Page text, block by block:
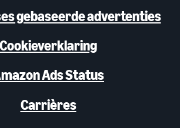
gebaseerde advertenties
Cookieverklaring
Ads Status
Carrières